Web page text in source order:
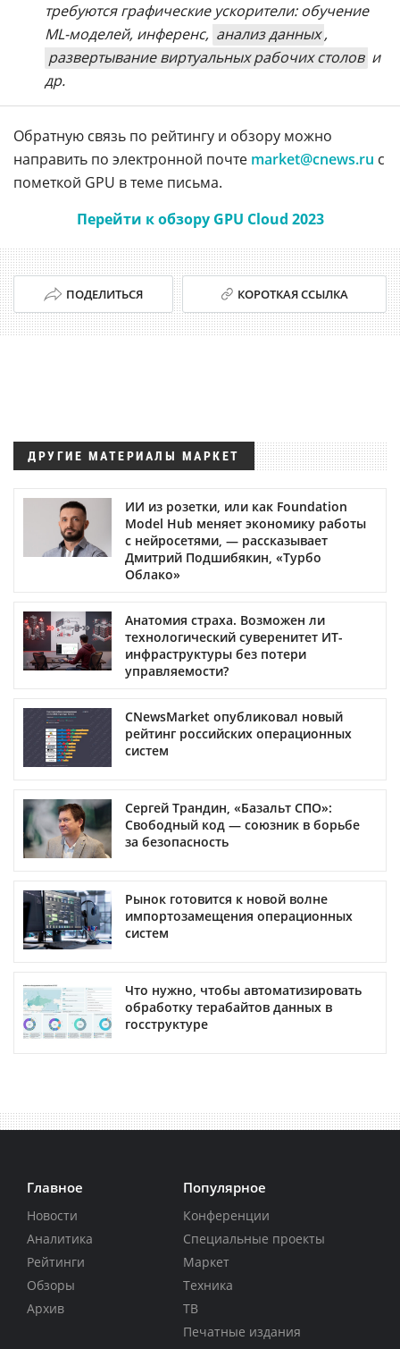
требуются графические ускорители: обучение
ML-моделей, инференс, анализ данных ,
развертывание виртуальных рабочих столов и
др.
Обратную связь по рейтингу и обзору можно
направить по электронной почте market@cnews.ru с
пометкой GPU в теме письма.
Перейти к обзору GPU Cloud 2023
ПОДЕЛИТЬСЯ КОРОТКАЯ ССЫЛКА
ДРУГИЕ МАТЕРИАЛЫ МАРКЕТ
ИИ из розетки, или как Foundation
Model Hub меняет экономику работы
с нейросетями, — рассказывает
Дмитрий Подшибякин, «Турбо
Облако»
Анатомия страха. Возможен ли
технологический суверенитет ИТ-
инфраструктуры без потери
управляемости?
CNewsMarket опубликовал новый
рейтинг российских операционных
систем
Сергей Трандин, «Базальт СПО»:
Свободный код — союзник в борьбе
за безопасность
Рынок готовится к новой волне
импортозамещения операционных
систем
Что нужно, чтобы автоматизировать
обработку терабайтов данных в
госструктуре
Главное
Новости
Аналитика
Рейтинги
Обзоры
Архив
Популярное
Конференции
Специальные проекты
Маркет
Техника
ТВ
Печатные издания